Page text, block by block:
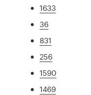
1633
36
831
256
1590
1469